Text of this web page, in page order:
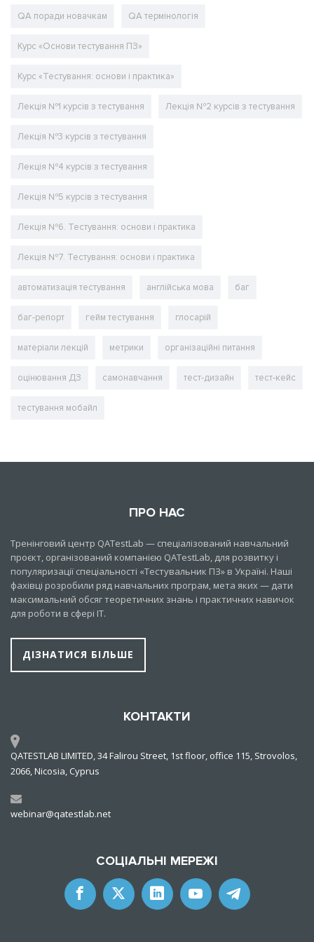
QA поради новачкам QA термінологія
Курс «Основи тестування ПЗ»
Курс «Тестування: основи і практика»
Лекція №1 курсів з тестування Лекція №2 курсів з тестування
Лекція №3 курсів з тестування
Лекція №4 курсів з тестування
Лекція №5 курсів з тестування
Лекція №6. Тестування: основи і практика
Лекція №7. Тестування: основи і практика
автоматизація тестування англійська мова баг
баг-репорт гейм тестування глосарій
матеріали лекцій метрики організаційні питання
оцінювання ДЗ самонавчання тест-дизайн тест-кейс
тестування мобайл
ПРО НАС
Тренінговий центр QATestLab — спеціалізований навчальний
проєкт, організований компанією QATestLab, для розвитку і
популяризації спеціальності «Тестувальник ПЗ» в Україні. Наші
фахівці розробили ряд навчальних програм, мета яких — дати
максимальний обсяг теоретичних знань і практичних навичок
для роботи в сфері IT.
ДІЗНАТИСЯ БІЛЬШЕ
КОНТАКТИ
QATESTLAB LIMITED, 34 Falirou Street, 1st floor, office 115, Strovolos,
2066, Nicosia, Cyprus
webinar@qatestlab.net
СОЦІАЛЬНІ МЕРЕЖІ